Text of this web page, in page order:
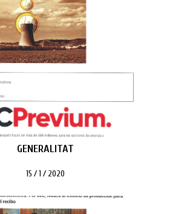
GENERALITAT
15 / 1 / 2020